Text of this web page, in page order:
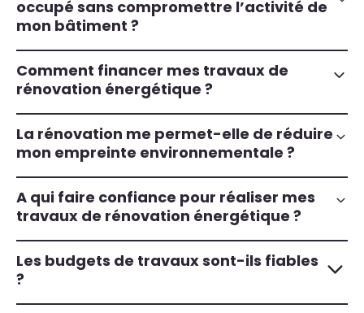
occupé sans compromettre l’activité de
mon bâtiment ?
Comment financer mes travaux de
rénovation énergétique ?
La rénovation me permet-elle de réduire
mon empreinte environnementale ?
A qui faire confiance pour réaliser mes
travaux de rénovation énergétique ?
Les budgets de travaux sont-ils fiables
?